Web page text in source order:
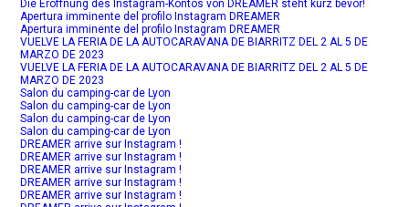
Die Eröffnung des Instagram-Kontos von DREAMER steht kurz bevor!
Apertura imminente del profilo Instagram DREAMER
Apertura imminente del profilo Instagram DREAMER
VUELVE LA FERIA DE LA AUTOCARAVANA DE BIARRITZ DEL 2 AL 5 DE
MARZO DE 2023
VUELVE LA FERIA DE LA AUTOCARAVANA DE BIARRITZ DEL 2 AL 5 DE
MARZO DE 2023
Salon du camping-car de Lyon
Salon du camping-car de Lyon
Salon du camping-car de Lyon
Salon du camping-car de Lyon
DREAMER arrive sur Instagram !
DREAMER arrive sur Instagram !
DREAMER arrive sur Instagram !
DREAMER arrive sur Instagram !
DREAMER arrive sur Instagram !